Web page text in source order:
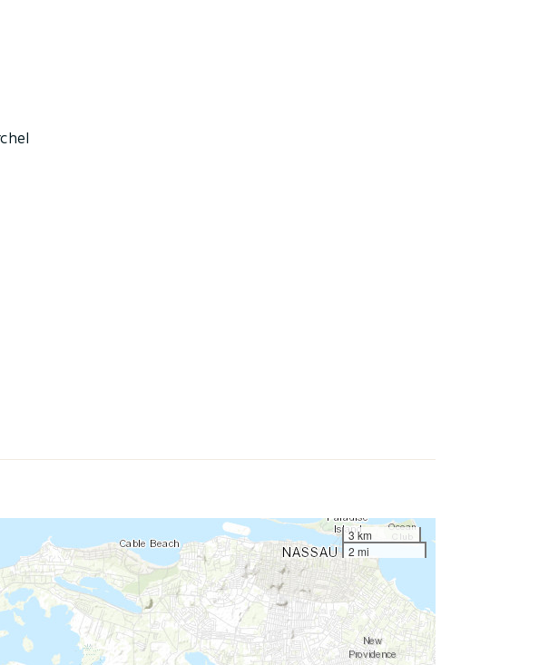
3 km
2 mi